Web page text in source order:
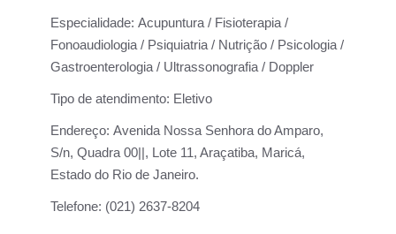
Especialidade: Acupuntura / Fisioterapia /
Fonoaudiologia / Psiquiatria / Nutrição / Psicologia /
Gastroenterologia / Ultrassonografia / Doppler
Tipo de atendimento: Eletivo
Endereço: Avenida Nossa Senhora do Amparo,
S/n, Quadra 00||, Lote 11, Araçatiba, Maricá,
Estado do Rio de Janeiro.
Telefone: (021) 2637-8204